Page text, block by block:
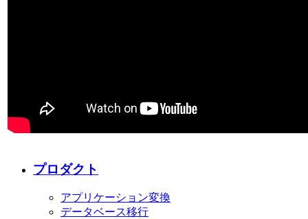
プロダクト
アプリケーション変換
データベース移行